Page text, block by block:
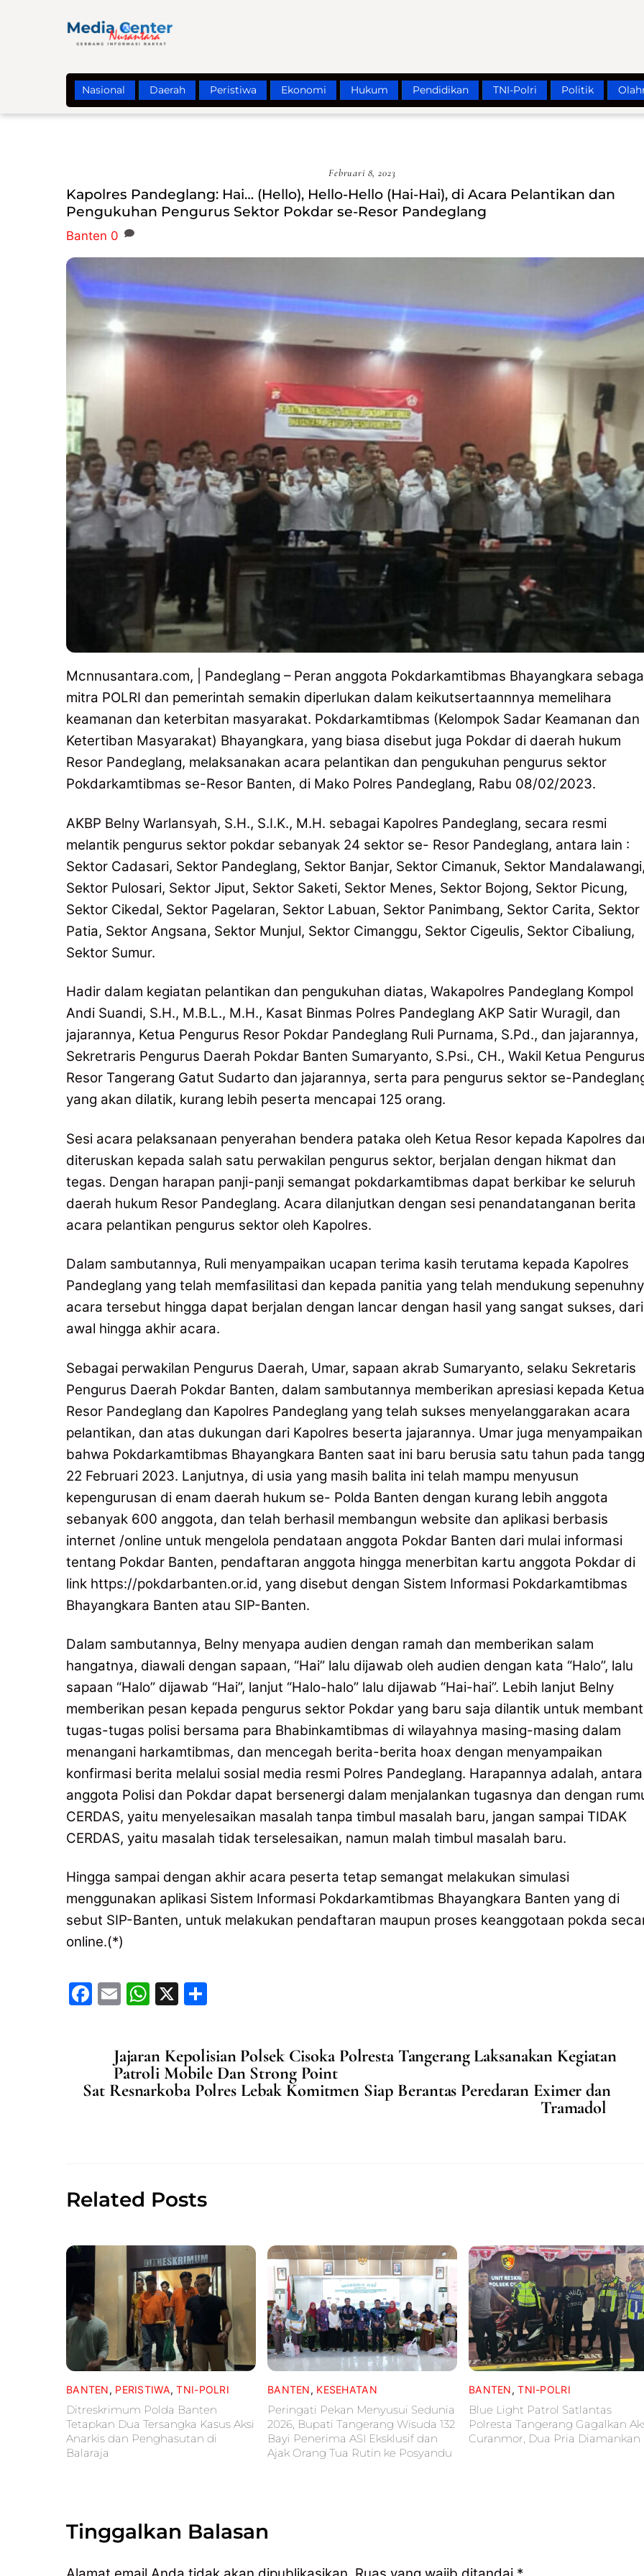
Nasional Daerah Peristiwa Ekonomi Hukum Pendidikan TNI-Polri Politik
Februari 8, 2023
Kapolres Pandeglang: Hai… (Hello), Hello-Hello (Hai-Hai), di Acara Pelantikan dan
Pengukuhan Pengurus Sektor Pokdar se-Resor Pandeglang
Banten 0
Mcnnusantara.com, | Pandeglang – Peran anggota Pokdarkamtibmas Bhayangkara
mitra POLRI dan pemerintah semakin diperlukan dalam keikutsertaannnya memelihara
keamanan dan keterbitan masyarakat. Pokdarkamtibmas (Kelompok Sadar Keamanan dan
Ketertiban Masyarakat) Bhayangkara, yang biasa disebut juga Pokdar di daerah hukum
Resor Pandeglang, melaksanakan acara pelantikan dan pengukuhan pengurus sektor
Pokdarkamtibmas se-Resor Banten, di Mako Polres Pandeglang, Rabu 08/02/2023.
AKBP Belny Warlansyah, S.H., S.I.K., M.H. sebagai Kapolres Pandeglang, secara resmi
melantik pengurus sektor pokdar sebanyak 24 sektor se- Resor Pandeglang, antara lain :
Sektor Cadasari, Sektor Pandeglang, Sektor Banjar, Sektor Cimanuk, Sektor
Sektor Pulosari, Sektor Jiput, Sektor Saketi, Sektor Menes, Sektor Bojong, Sektor Picung,
Sektor Cikedal, Sektor Pagelaran, Sektor Labuan, Sektor Panimbang, Sektor Carita, Sektor
Patia, Sektor Angsana, Sektor Munjul, Sektor Cimanggu, Sektor Cigeulis, Sektor Cibaliung,
Sektor Sumur.
Hadir dalam kegiatan pelantikan dan pengukuhan diatas, Wakapolres Pandeglang Kompol
Andi Suandi, S.H., M.B.L., M.H., Kasat Binmas Polres Pandeglang AKP Satir Wuragil, dan
jajarannya, Ketua Pengurus Resor Pokdar Pandeglang Ruli Purnama, S.Pd., dan jajarannya,
Sekretraris Pengurus Daerah Pokdar Banten Sumaryanto, S.Psi., CH., Wakil Ketua
Resor Tangerang Gatut Sudarto dan jajarannya, serta para pengurus sektor se-
yang akan dilatik, kurang lebih peserta mencapai 125 orang.
Sesi acara pelaksanaan penyerahan bendera pataka oleh Ketua Resor kepada Kapolres
diteruskan kepada salah satu perwakilan pengurus sektor, berjalan dengan hikmat dan
tegas. Dengan harapan panji-panji semangat pokdarkamtibmas dapat berkibar ke seluruh
daerah hukum Resor Pandeglang. Acara dilanjutkan dengan sesi penandatanganan berita
acara pelantikan pengurus sektor oleh Kapolres.
Dalam sambutannya, Ruli menyampaikan ucapan terima kasih terutama kepada Kapolres
Pandeglang yang telah memfasilitasi dan kepada panitia yang telah mendukung
acara tersebut hingga dapat berjalan dengan lancar dengan hasil yang sangat sukses, dari
awal hingga akhir acara.
Sebagai perwakilan Pengurus Daerah, Umar, sapaan akrab Sumaryanto, selaku Sekretaris
Pengurus Daerah Pokdar Banten, dalam sambutannya memberikan apresiasi kepada Ketua
Resor Pandeglang dan Kapolres Pandeglang yang telah sukses menyelanggarakan acara
pelantikan, dan atas dukungan dari Kapolres beserta jajarannya. Umar juga menyampaikan
bahwa Pokdarkamtibmas Bhayangkara Banten saat ini baru berusia satu tahun pada
22 Februari 2023. Lanjutnya, di usia yang masih balita ini telah mampu menyusun
kepengurusan di enam daerah hukum se- Polda Banten dengan kurang lebih anggota
sebanyak 600 anggota, dan telah berhasil membangun website dan aplikasi berbasis
internet /online untuk mengelola pendataan anggota Pokdar Banten dari mulai informasi
tentang Pokdar Banten, pendaftaran anggota hingga menerbitan kartu anggota Pokdar di
link https://pokdarbanten.or.id, yang disebut dengan Sistem Informasi Pokdarkamtibmas
Bhayangkara Banten atau SIP-Banten.
Dalam sambutannya, Belny menyapa audien dengan ramah dan memberikan salam
hangatnya, diawali dengan sapaan, “Hai” lalu dijawab oleh audien dengan kata “Halo”, lalu
sapaan “Halo” dijawab “Hai”, lanjut “Halo-halo” lalu dijawab “Hai-hai”. Lebih lanjut Belny
memberikan pesan kepada pengurus sektor Pokdar yang baru saja dilantik untuk
tugas-tugas polisi bersama para Bhabinkamtibmas di wilayahnya masing-masing dalam
menangani harkamtibmas, dan mencegah berita-berita hoax dengan menyampaikan
konfirmasi berita melalui sosial media resmi Polres Pandeglang. Harapannya adalah, antara
anggota Polisi dan Pokdar dapat bersenergi dalam menjalankan tugasnya dan dengan
CERDAS, yaitu menyelesaikan masalah tanpa timbul masalah baru, jangan sampai TIDAK
CERDAS, yaitu masalah tidak terselesaikan, namun malah timbul masalah baru.
Hingga sampai dengan akhir acara peserta tetap semangat melakukan simulasi
menggunakan aplikasi Sistem Informasi Pokdarkamtibmas Bhayangkara Banten yang di
sebut SIP-Banten, untuk melakukan pendaftaran maupun proses keanggotaan pokda
online.(*)
F
b
E
l
W
s
A
X
e
Jajaran Kepolisian Polsek Cisoka Polresta Tangerang Laksanakan Kegiatan
Patroli Mobile Dan Strong Point
Sat Resnarkoba Polres Lebak Komitmen Siap Berantas Peredaran Eximer dan
Tramadol
Related Posts
BANTEN, PERISTIWA,TNI-POLRI
Ditreskrimum Polda Banten
Tetapkan Dua Tersangka Kasus Aksi
Anarkis dan Penghasutan di
Balaraja
BANTEN, KESEHATAN
Peringati Pekan Menyusui Sedunia
2026, Bupati Tangerang Wisuda 132
Bayi Penerima ASI Eksklusif dan
Ajak Orang Tua Rutin ke Posyandu
BANTEN,TNI-POLRI
Blue Light Patrol Satlantas
Polresta Tangerang Gagalkan
Curanmor, Dua Pria Diamankan
Tinggalkan Balasan